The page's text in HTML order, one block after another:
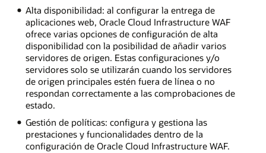
Alta disponibilidad: al configurar la entrega de
aplicaciones web, Oracle Cloud Infrastructure WAF
ofrece varias opciones de configuración de alta
disponibilidad con la posibilidad de añadir varios
servidores de origen. Estas configuraciones y/o
servidores solo se utilizarán cuando los servidores
de origen principales estén fuera de línea o no
respondan correctamente a las comprobaciones de
estado.
Gestión de políticas: configura y gestiona las
prestaciones y funcionalidades dentro de la
configuración de Oracle Cloud Infrastructure WAF.